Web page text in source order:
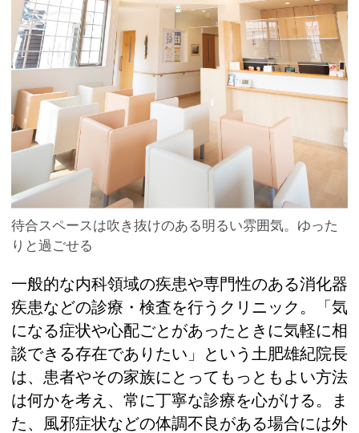
待合スペースは吹き抜けのある明るい雰囲気。ゆった
りと過ごせる
一般的な内科領域の疾患や専門性のある消化器
疾患などの診療・検査を行うクリニック。「気
になる症状や心配ごとがあったときに気軽に相
談できる存在でありたい」という土肥雄紀院長
は、患者やその家族にとってもっともよい方法
は何かを考え、常に丁寧な診療を心がける。ま
た、風邪症状などの体調不良がある場合には外